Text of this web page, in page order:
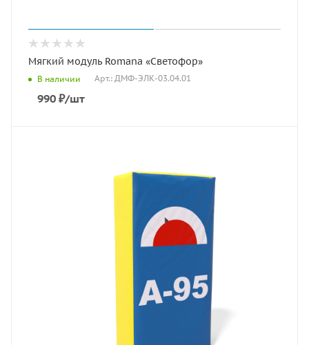
Мягкий модуль Romana «Светофор»
В наличии Арт.: ДМФ-ЭЛК-03.04.01
990 ₽/шт